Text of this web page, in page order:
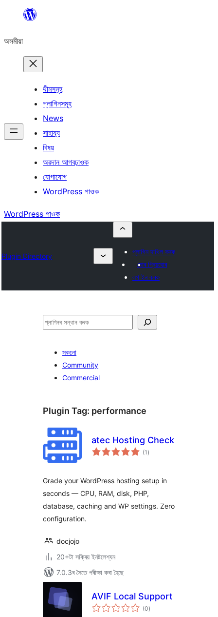
বিষয়বস্তুলৈ
অসমীয়া
থীমসমূহ
প্লাগিনসমূহ
News
সাহায্য
বিষয়
অৱদান আগবঢ়াওক
যোগাযোগ
WordPress পাওক
WordPress পাওক
Plugin Directory
প্লাগিন দাখিল কৰক
মোৰ প্ৰিয়বোৰ
লগ ইন কৰক
সন্ধান
সকলো
Community
Commercial
Plugin Tag: performance
atec Hosting Check
(1 টা
মুঠ)
Grade your WordPress hosting setup in
seconds — CPU, RAM, disk, PHP,
database, caching and WP settings. Zero
configuration.
docjojo
20+টা সক্ৰিয় ইনষ্টলেশ্যন
7.0.3ৰ সৈতে পৰীক্ষা কৰা হৈছে
AVIF Local Support
(0টা
মুঠ)